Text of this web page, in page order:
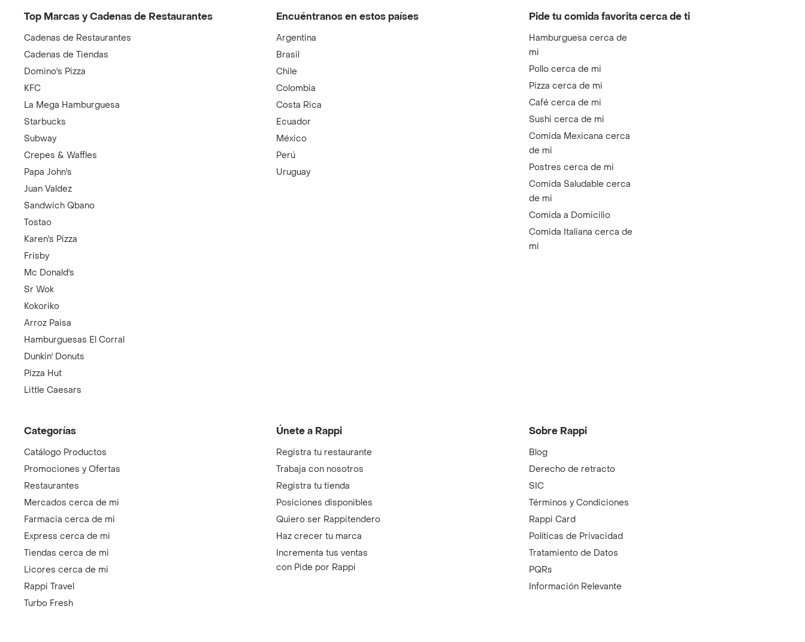
Top Marcas y Cadenas de Restaurantes
Cadenas de Restaurantes
Cadenas de Tiendas
Domino's Pizza
KFC
La Mega Hamburguesa
Starbucks
Subway
Crepes & Waffles
Papa John's
Juan Valdez
Sandwich Qbano
Tostao
Karen's Pizza
Frisby
Mc Donald's
Sr Wok
Kokoriko
Arroz Paisa
Hamburguesas El Corral
Dunkin' Donuts
Pizza Hut
Little Caesars
Encuéntranos en estos países
Argentina
Brasil
Chile
Colombia
Costa Rica
Ecuador
México
Perú
Uruguay
Pide tu comida favorita cerca de ti
Hamburguesa cerca de
mi
Pollo cerca de mi
Pizza cerca de mi
Café cerca de mi
Sushi cerca de mi
Comida Mexicana cerca
de mi
Postres cerca de mi
Comida Saludable cerca
de mi
Comida a Domicilio
Comida Italiana cerca de
mi
Categorías
Catálogo Productos
Promociones y Ofertas
Restaurantes
Mercados cerca de mi
Farmacia cerca de mi
Express cerca de mi
Tiendas cerca de mi
Licores cerca de mi
Rappi Travel
Turbo Fresh
Únete a Rappi
Registra tu restaurante
Trabaja con nosotros
Registra tu tienda
Posiciones disponibles
Quiero ser Rappitendero
Haz crecer tu marca
Incrementa tus ventas
con Pide por Rappi
Sobre Rappi
Blog
Derecho de retracto
SIC
Términos y Condiciones
Rappi Card
Políticas de Privacidad
Tratamiento de Datos
PQRs
Información Relevante